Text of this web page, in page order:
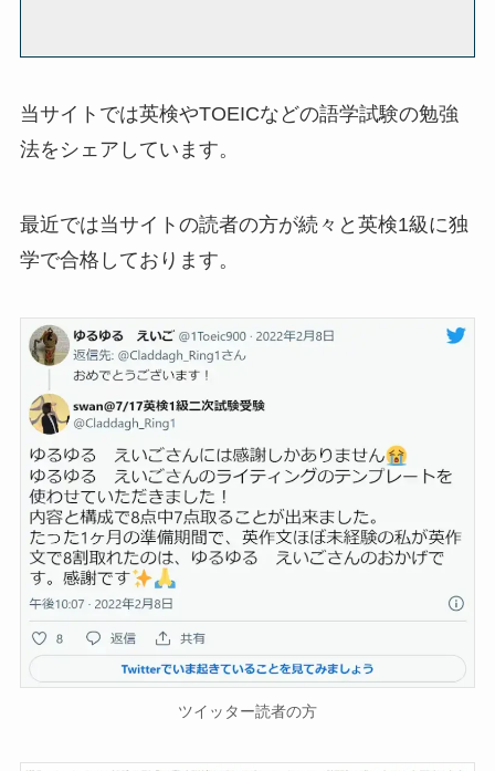
当サイトでは英検やTOEICなどの語学試験の勉強
法をシェアしています。
最近では当サイトの読者の方が続々と英検1級に独
学で合格しております。
ツイッター読者の方